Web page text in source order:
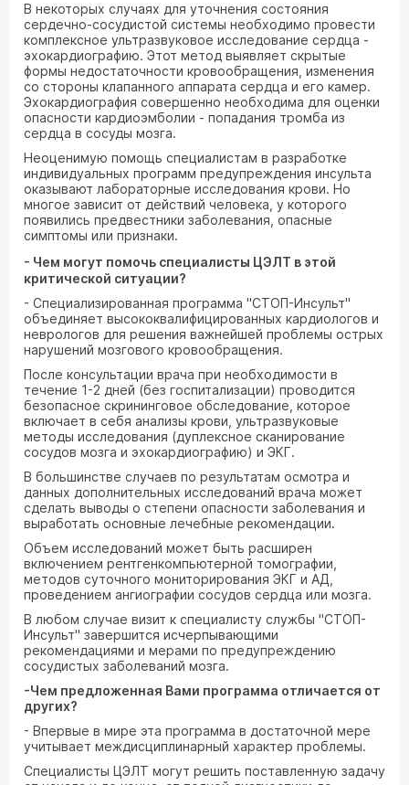
В некоторых случаях для уточнения состояния
сердечно-сосудистой системы необходимо провести
комплексное ультразвуковое исследование сердца -
эхокардиографию. Этот метод выявляет скрытые
формы недостаточности кровообращения, изменения
со стороны клапанного аппарата сердца и его камер.
Эхокардиография совершенно необходима для оценки
опасности кардиоэмболии - попадания тромба из
сердца в сосуды мозга.
Неоценимую помощь специалистам в разработке
индивидуальных программ предупреждения инсульта
оказывают лабораторные исследования крови. Но
многое зависит от действий человека, у которого
появились предвестники заболевания, опасные
симптомы или признаки.
- Чем могут помочь специалисты ЦЭЛТ в этой
критической ситуации?
- Специализированная программа "СТОП-Инсульт"
объединяет высококвалифицированных кардиологов и
неврологов для решения важнейшей проблемы острых
нарушений мозгового кровообращения.
После консультации врача при необходимости в
течение 1-2 дней (без госпитализации) проводится
безопасное скрининговое обследование, которое
включает в себя анализы крови, ультразвуковые
методы исследования (дуплексное сканирование
сосудов мозга и эхокардиографию) и ЭКГ.
В большинстве случаев по результатам осмотра и
данных дополнительных исследований врача может
сделать выводы о степени опасности заболевания и
выработать основные лечебные рекомендации.
Объем исследований может быть расширен
включением рентгенкомпьютерной томографии,
методов суточного мониторирования ЭКГ и АД,
проведением ангиографии сосудов сердца или мозга.
В любом случае визит к специалисту службы "СТОП-
Инсульт" завершится исчерпывающими
рекомендациями и мерами по предупреждению
сосудистых заболеваний мозга.
-Чем предложенная Вами программа отличается от
других?
- Впервые в мире эта программа в достаточной мере
учитывает междисциплинарный характер проблемы.
Специалисты ЦЭЛТ могут решить поставленную задачу